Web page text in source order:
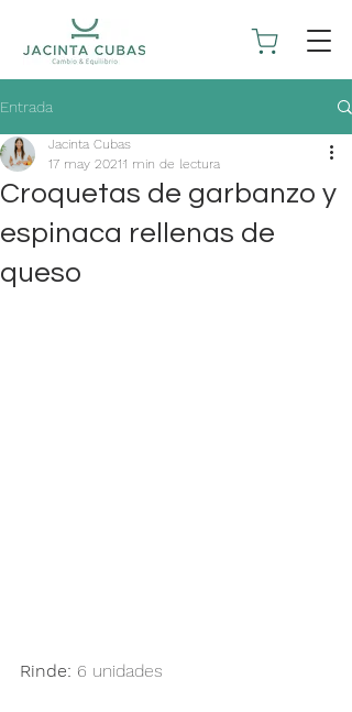
Entrada
Croquetas de garbanzo y
espinaca rellenas de
queso
Jacinta Cubas
17 may 20211 min de lectura
Rinde: 6 unidades